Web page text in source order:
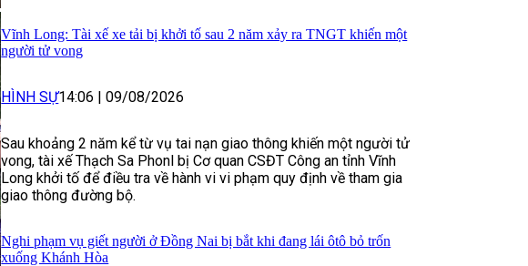
Vĩnh Long: Tài xế xe tải bị khởi tố sau 2 năm xảy ra TNGT khiến một
người tử vong
HÌNH SỰ14:06 | 09/08/2026
Sau khoảng 2 năm kể từ vụ tai nạn giao thông khiến một người tử
vong, tài xế Thạch Sa Phonl bị Cơ quan CSĐT Công an tỉnh Vĩnh
Long khởi tố để điều tra về hành vi vi phạm quy định về tham gia
giao thông đường bộ.
Nghi phạm vụ giết người ở Đồng Nai bị bắt khi đang lái ôtô bỏ trốn
xuống Khánh Hòa